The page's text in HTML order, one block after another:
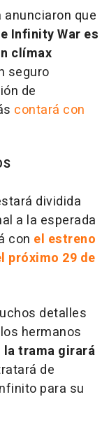
que
Infinity War es
clímax
seguro
de
contará con
dividida
a la esperada
con el estreno
próximo 29 de
detalles
hermanos
la trama girará
de
para su